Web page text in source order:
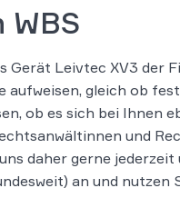
WBS
Gerät Leivtec XV3 der
gleich ob
ob es sich bei Ihnen
und
daher gerne
an und